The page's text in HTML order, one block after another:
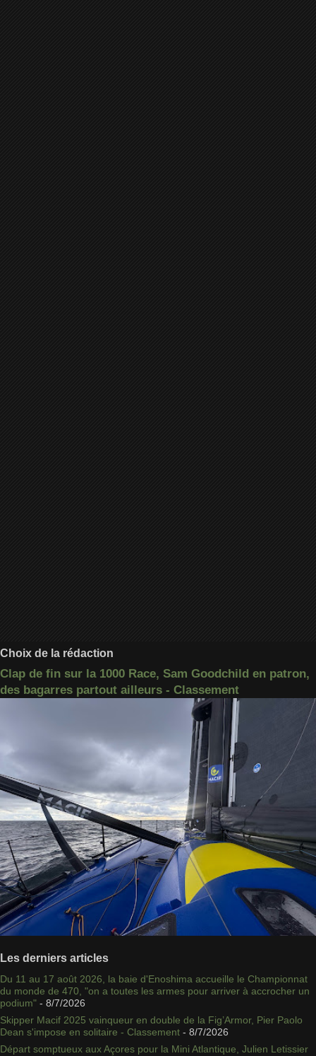
Choix de la rédaction
Clap de fin sur la 1000 Race, Sam Goodchild en patron,
des bagarres partout ailleurs - Classement
Les derniers articles
Du 11 au 17 août 2026, la baie d'Enoshima accueille le Championnat
du monde de 470, "on a toutes les armes pour arriver à accrocher un
podium" - 8/7/2026
Skipper Macif 2025 vainqueur en double de la Fig’Armor, Pier Paolo
Dean s'impose en solitaire - Classement - 8/7/2026
Départ somptueux aux Açores pour la Mini Atlantique, Julien Letissier